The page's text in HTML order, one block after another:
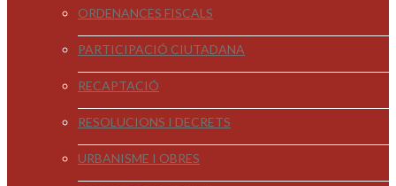
ORDENANCES FISCALS
PARTICIPACIÓ CIUTADANA
RECAPTACIÓ
RESOLUCIONS I DECRETS
URBANISME I OBRES